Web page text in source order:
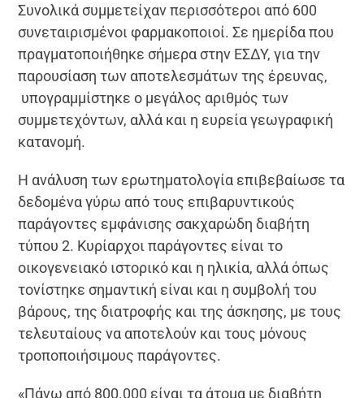
Συνολικά συμμετείχαν περισσότεροι από 600
συνεταιρισμένοι φαρμακοποιοί. Σε ημερίδα που
πραγματοποιήθηκε σήμερα στην ΕΣΔΥ, για την
παρουσίαση των αποτελεσμάτων της έρευνας,
υπογραμμίστηκε ο μεγάλος αριθμός των
συμμετεχόντων, αλλά και η ευρεία γεωγραφική
κατανομή.
Η ανάλυση των ερωτηματολογία επιβεβαίωσε τα
δεδομένα γύρω από τους επιβαρυντικούς
παράγοντες εμφάνισης σακχαρώδη διαβήτη
τύπου 2. Κυρίαρχοι παράγοντες είναι το
οικογενειακό ιστορικό και η ηλικία, αλλά όπως
τονίστηκε σημαντική είναι και η συμβολή του
βάρους, της διατροφής και της άσκησης, με τους
τελευταίους να αποτελούν και τους μόνους
τροποποιήσιμους παράγοντες.
«Πάνω από 800.000 είναι τα άτομα με διαβήτη